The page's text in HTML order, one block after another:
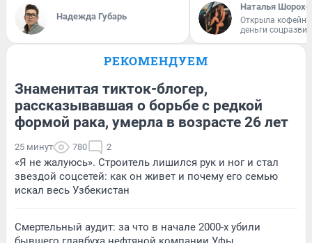
Надежда Губарь
Наталья
Открыла
деньги
РЕКОМЕНДУЕМ
Знаменитая тикток-блогер,
рассказывавшая о борьбе с редкой
формой рака, умерла в возрасте 26 лет
25 минут 780 2
«Я не жалуюсь». Строитель лишился рук и ног и стал
звездой соцсетей: как он живет и почему его семью
искал весь Узбекистан
Смертельный аудит: за что в начале 2000-х убили